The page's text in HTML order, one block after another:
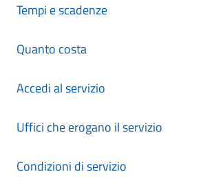
Tempi e scadenze
Quanto costa
Accedi al servizio
Uffici che erogano il servizio
Condizioni di servizio